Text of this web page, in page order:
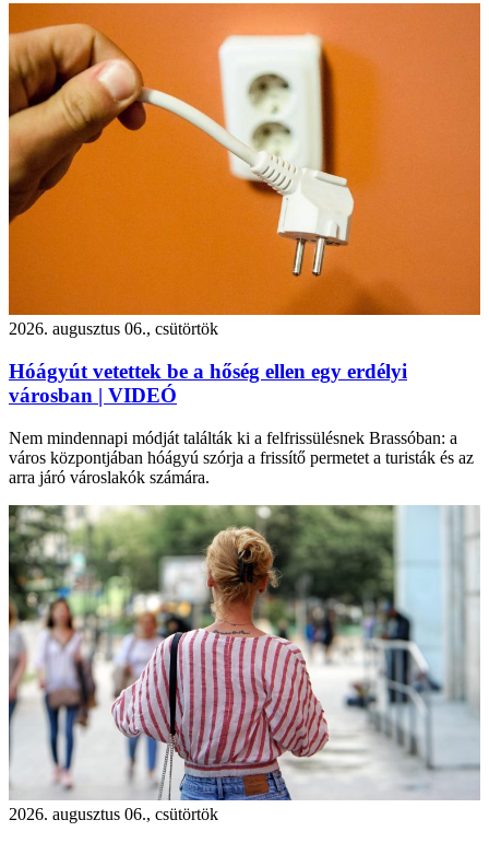
2026. augusztus 06., csütörtök
Hóágyút vetettek be a hőség ellen egy erdélyi
városban | VIDEÓ
Nem mindennapi módját találták ki a felfrissülésnek Brassóban: a
város központjában hóágyú szórja a frissítő permetet a turisták és az
arra járó városlakók számára.
2026. augusztus 06., csütörtök